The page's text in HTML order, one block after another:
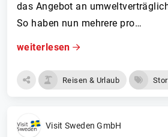
das Angebot an
So haben nun mehrere pro…
weiterlesen
Reisen & Urlaub
Visit Sweden GmbH